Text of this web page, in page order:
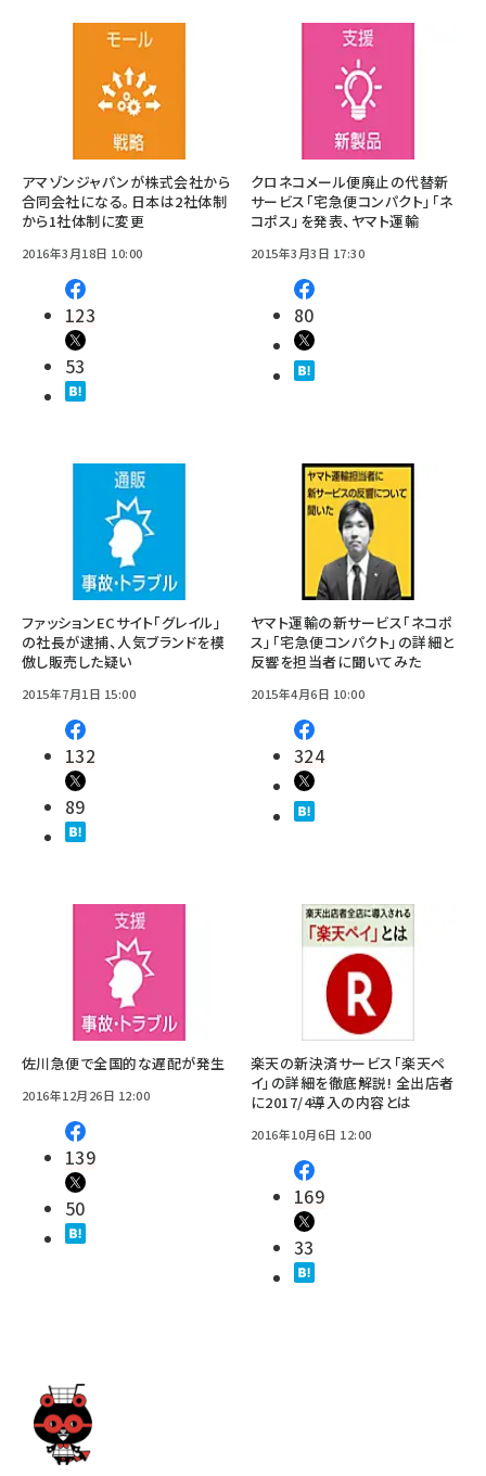
アマゾンジャパンが株式会社から
合同会社になる。日本は2社体制
から1社体制に変更
2016年3月18日 10:00
123
53
クロネコメール便廃止の代替新
サービス「宅急便コンパクト」「ネ
コポス」を発表、ヤマト運輸
2015年3月3日 17:30
80
ファッションECサイト「グレイル」
の社長が逮捕、人気ブランドを模
倣し販売した疑い
2015年7月1日 15:00
132
89
ヤマト運輸の新サービス「ネコポ
ス」「宅急便コンパクト」の詳細と
反響を担当者に聞いてみた
2015年4月6日 10:00
324
佐川急便で全国的な遅配が発生
2016年12月26日 12:00
139
50
楽天の新決済サービス「楽天ペ
イ」の詳細を徹底解説! 全出店者
に2017/4導入の内容とは
2016年10月6日 12:00
169
33